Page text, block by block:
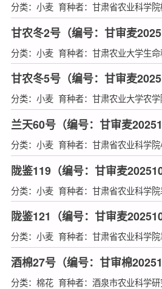
分类：小麦 育种者：甘肃省农业科学
甘农冬2号（编号：甘审麦
甘农冬5号（编号：甘审麦
兰天60号（编号：甘审麦
陇鉴119（编号：甘审麦
分类：小麦 育种者：甘肃省农业科学
陇鉴121（编号：甘审麦
分类：小麦 育种者：甘肃省农业科学
酒棉27号（编号：甘审棉